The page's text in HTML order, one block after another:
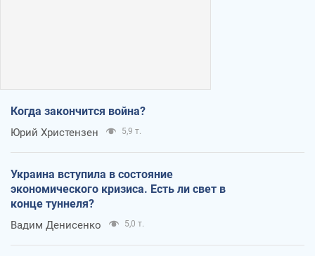
Когда закончится война?
Юрий Христензен 5,9 т.
Украина вступила в состояние
экономического кризиса. Есть ли свет в
конце туннеля?
Вадим Денисенко 5,0 т.